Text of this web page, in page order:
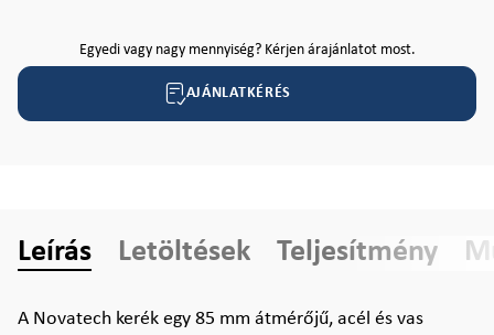
Egyedi vagy nagy mennyiség? Kérjen árajánlatot most.
AJÁNLATKÉRÉS
Leírás Letöltések Teljesítmény
A Novatech kerék egy 85 mm átmérőjű, acél és vas